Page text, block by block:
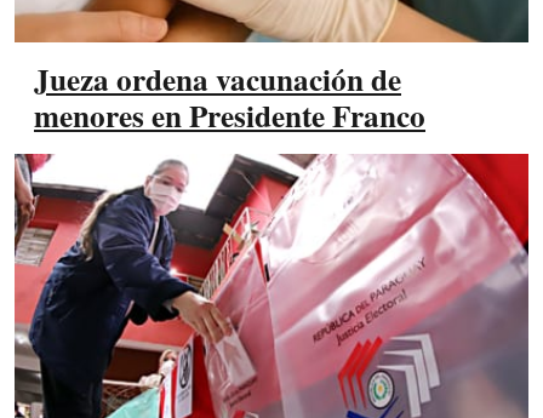
Jueza ordena vacunación de
menores en Presidente Franco